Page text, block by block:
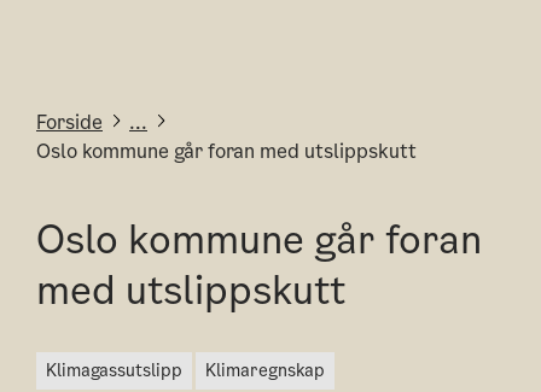
Forside
...
Oslo kommune går foran med utslippskutt
Oslo kommune går foran
med utslippskutt
klimagassutslipp klimaregnskap